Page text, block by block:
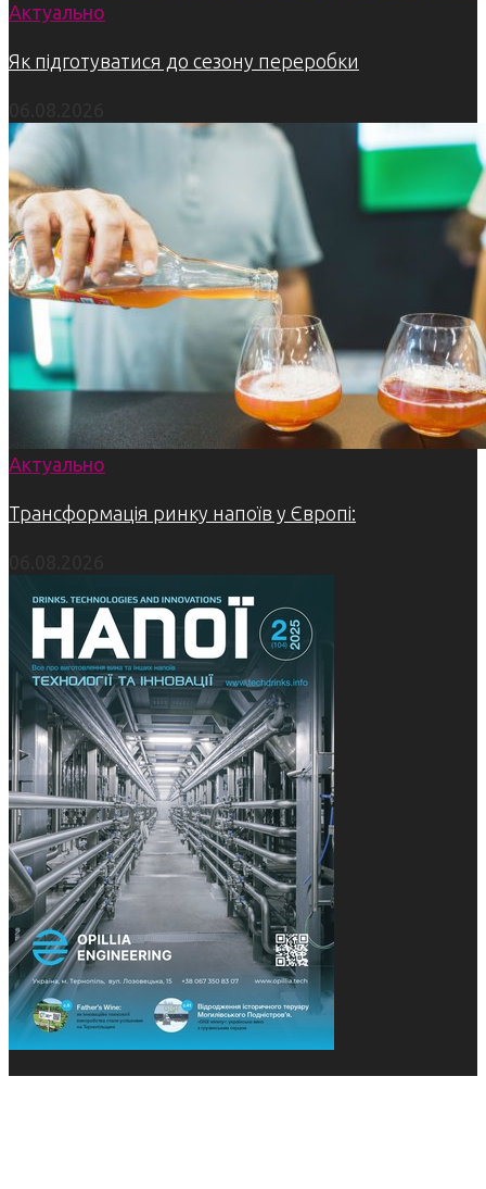
Актуально
Як підготуватися до сезону переробки
Актуально
Трансформація ринку напоїв у Європі: